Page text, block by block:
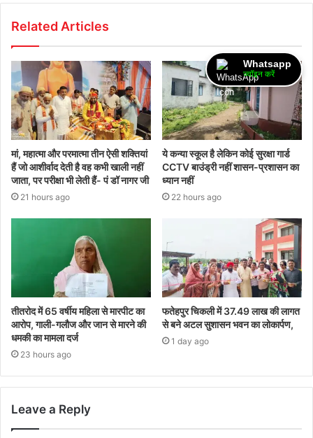
Related Articles
मां, महात्मा और परमात्मा तीन ऐसी शक्तियां
हैं जो आशीर्वाद देती है वह कभी खाली नहीं
जाता, पर परीक्षा भी लेती हैं- पं डॉ नागर जी
21 hours ago
ये कन्या स्कूल है लेकिन कोई सुरक्षा गार्ड
CCTV बाउंड्री नहीं शासन-प्रशासन का
ध्यान नहीं
22 hours ago
तीतरोद में 65 वर्षीय महिला से मारपीट का
आरोप, गाली-गलौज और जान से मारने की
धमकी का मामला दर्ज
23 hours ago
फतेहपुर चिकली में 37.49 लाख की लागत
से बने अटल सुशासन भवन का लोकार्पण,
1 day ago
Leave a Reply
Whatsapp
ज्वॉइन करें